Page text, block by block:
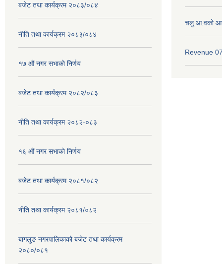
बजेट तथा कार्यक्रम २०८३/०८४
नीति तथा कार्यक्रम २०८३/०८४
१७ ‌‍औं नगर सभाकाे निर्णय
बजेट तथा कार्यक्रम २०८२/०८३
नीति तथा कार्यक्रम २०८२-०८३
१६ ‌औं नगर सभाकाे निर्णय
बजेट तथा कार्यक्रम २०८१/०८२
नीति तथा कार्यक्रम २०८१/०८२
बागलुङ नगरपालिकाको बजेट तथा कार्यक्रम
२०८०/०८१
चलु आ.वको
Revenue